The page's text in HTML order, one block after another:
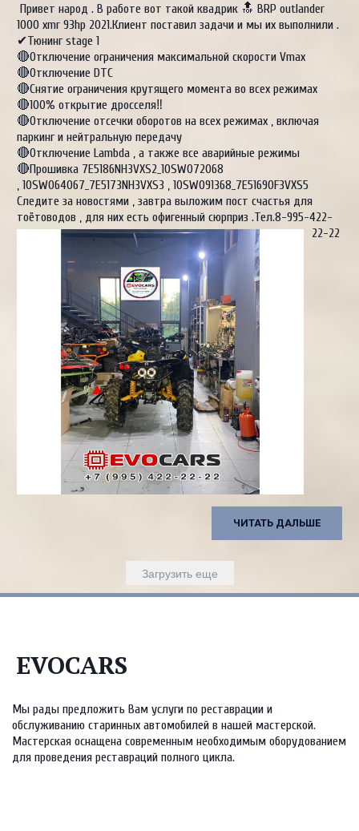
Привет народ . В работе вот такой квадрик 🔝 BRP outlander
1000 xmr 93hp 2021.Клиент поставил задачи и мы их выполнили .
✔Тюнинг stage 1
🔴Отключение ограничения максимальной скорости Vmax
🔴Отключение DTC
🔴Снятие ограничения крутящего момента во всех режимах
🔴100% открытие дросселя‼
🔴Отключение отсечки оборотов на всех режимах , включая
паркинг и нейтральную передачу
🔴Отключение Lambda , а также все аварийные режимы
🔴Прошивка 7E5186NH3VXS2_10SW072068
, 10SW064067_7E5173NH3VXS3 , 10SW091368_7E5169OF3VXS5
Следите за новостями , завтра выложим пост счастья для
тоётоводов , для них есть офигенный сюрприз .Тел.8-995-422-
22-22
ЧИТАТЬ ДАЛЬШЕ
Загрузить еще
EVOCARS
Мы рады предложить Вам услуги по реставрации и
обслуживанию старинных автомобилей в нашей мастерской.
Мастерская оснащена современным необходимым оборудованием
для проведения реставраций полного цикла.